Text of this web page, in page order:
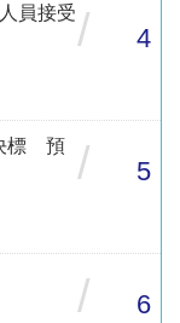
員接受/ 4
標 預
/ 5
/ 6